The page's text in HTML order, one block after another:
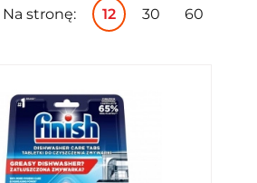
Na stronę: 12 30 60